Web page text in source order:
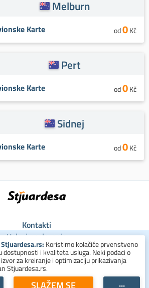
Melburn
Karte od0Kč
Pert
Karte od0Kč
Sidnej
Karte od0Kč
Kontakti
Uslovi poslovanja
Uslovi za kolačiće
ličnih podataka
+381 800 300 137
Koristimo kolačiće prvenstveno
dostupnosti i kvaliteta usluga. Neki podaci o
za kreiranje i optimizaciju prikazivanja
Stjuardesa.rs.
SLAŽEM SE ···